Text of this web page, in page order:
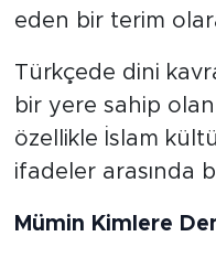
eden bir terim
Türkçede dini
bir yere sahip
özellikle İslam
ifadeler arasında
Mümin Kimlere